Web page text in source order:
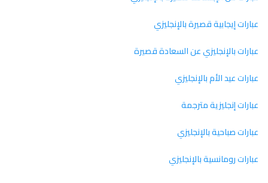
عبارات إيجابية قصيرة بالإنجليزي
عبارات بالإنجليزي عن السعادة قصيرة
عبارات عيد الأم بالإنجليزي
عبارات إنجليزية مترجمة
عبارات صباحية بالإنجليزي
عبارات رومانسية بالإنجليزي